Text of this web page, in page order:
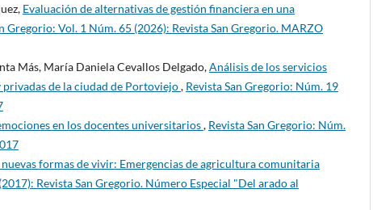
Evaluación de alternativas de gestión financiera en una
Gregorio: Vol. 1 Núm. 65 (2026): Revista San Gregorio. MARZO
Más, María Daniela Cevallos Delgado,Análisis de los servicios
de la ciudad de Portoviejo, Revista San Gregorio: Núm. 19
en los docentes universitarios, Revista San Gregorio: Núm.
formas de vivir: Emergencias de agricultura comunitaria
Revista San Gregorio. Número Especial "Del arado al